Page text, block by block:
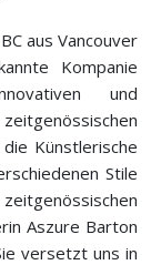
aus Vancouver
Kompanie
und
Künstlerische
Stile
Aszure Barton
versetzt uns in